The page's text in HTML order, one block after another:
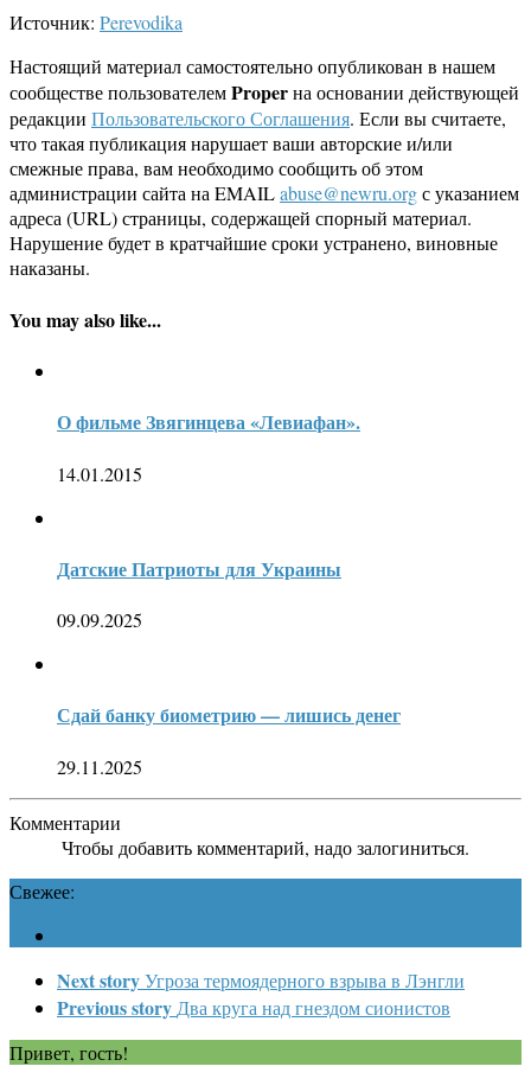
Источник: Perevodika
Настоящий материал самостоятельно опубликован в нашем
сообществе пользователемProperна основании действующей
редакции Пользовательского Соглашения. Если вы считаете,
что такая публикация нарушает ваши авторские и/или
смежные права, вам необходимо сообщить об этом
администрации сайта на EMAILabuse@newru.orgс указанием
адреса (URL) страницы, содержащей спорный материал.
Нарушение будет в кратчайшие сроки устранено, виновные
наказаны.
You may also like...
О фильме Звягинцева «Левиафан».
14.01.2015
Датские Патриоты для Украины
09.09.2025
Сдай банку биометрию — лишись денег
29.11.2025
Комментарии
Чтобы добавить комментарий, надо залогиниться.
Свежее:
Next storyУгроза термоядерного взрыва в Лэнгли
Previous story Два круга над гнездом сионистов
Привет, гость!